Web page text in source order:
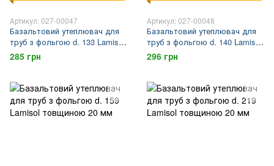
Артикул: 027-00047
Базальтовий утеплювач для
труб з фольгою d. 133 Lamisol
товщиною 20 мм
285 грн
Артикул: 027-00048
Базальтовий утеплювач для
труб з фольгою d. 140 Lamisol
товщиною 20 мм
296 грн